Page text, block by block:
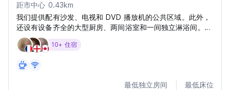
距市中心 0.43km
我们提供配有沙发、电视和 DVD 播放机的公共区域。此外，
还设有设备齐全的大型厨房、两间浴室和一间独立淋浴间。花
园设有露台，您可以在那里放松身心。
10+ 住宿
最低独立房间 最低床位